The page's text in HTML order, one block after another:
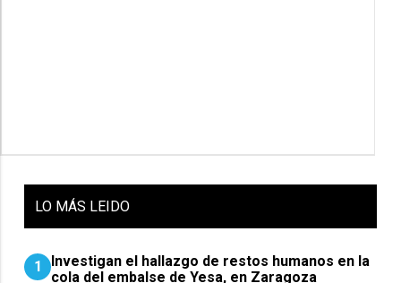
LO MÁS LEIDO
1
Investigan el hallazgo de restos humanos en la
cola del embalse de Yesa, en Zaragoza